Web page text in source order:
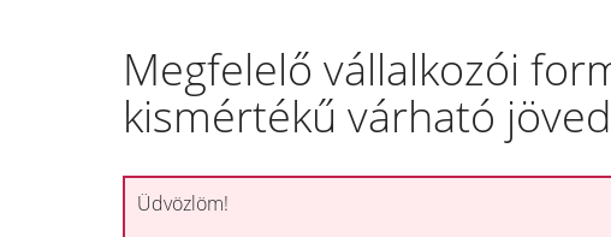
Megfelelő vállalkozói
kismértékű várható
Üdvözlöm!